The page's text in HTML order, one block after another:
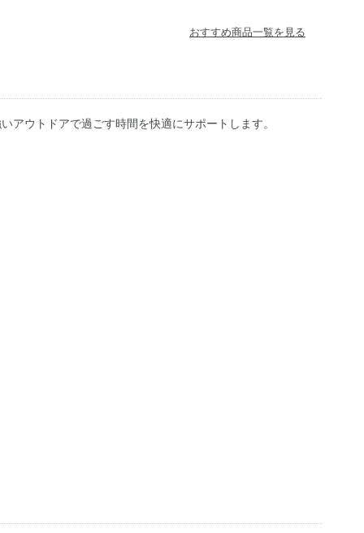
おすすめ商品一覧を見る
アウトドアで過ごす時間を快適にサポートします。